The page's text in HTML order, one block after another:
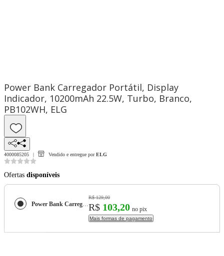
Power Bank Carregador Portátil, Display
Indicador, 10200mAh 22.5W, Turbo, Branco,
PB102WH, ELG
4000085205 Vendido e entregue por ELG
Ofertas disponíveis
Power Bank Carregador Portátil, Display Indicador, 10200mAh 22.5W, Turbo, Branco, PB102WH, ELG
R$ 129,00
R$ 103,20 no pix
Mais formas de pagamento